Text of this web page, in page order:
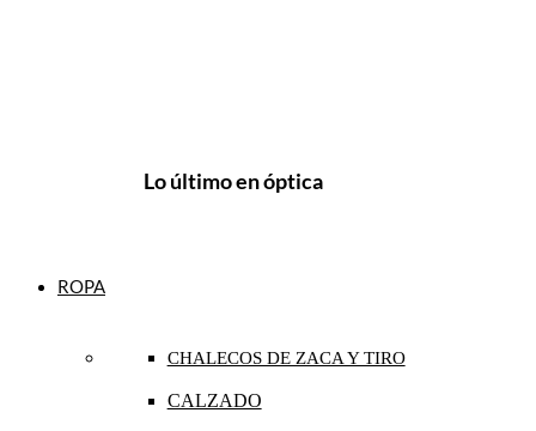
Lo último en óptica
ROPA
CHALECOS DE ZACA Y TIRO
CALZADO